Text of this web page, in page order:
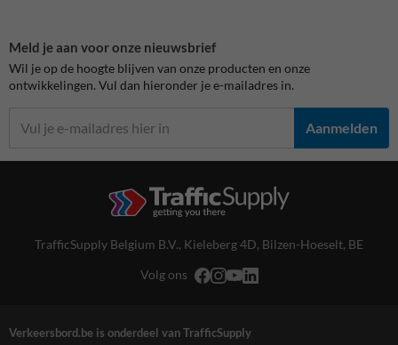
Meld je aan voor onze nieuwsbrief
Wil je op de hoogte blijven van onze producten en onze
ontwikkelingen. Vul dan hieronder je e-mailadres in.
Aanmelden
TrafficSupply Belgium B.V., Kieleberg 4D, Bilzen-Hoeselt, BE
Volg ons
Verkeersbord.be is onderdeel van TrafficSupply